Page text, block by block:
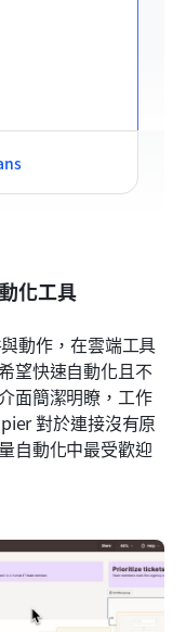
化工具
動作，在雲端工具
望快速自動化且不
面簡潔明瞭，工作
對於連接沒有原
自動化中最受歡迎